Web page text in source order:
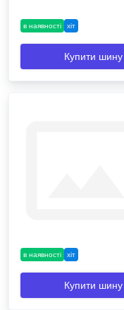
в наявності хіт
Купити шину
в наявності хіт
Купити шину